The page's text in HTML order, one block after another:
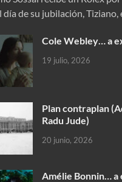
día de su jubilación,
Cole Webley… a
19 julio, 2026
Plan contraplan
Radu Jude)
20 junio, 2026
Amélie Bonnin… a